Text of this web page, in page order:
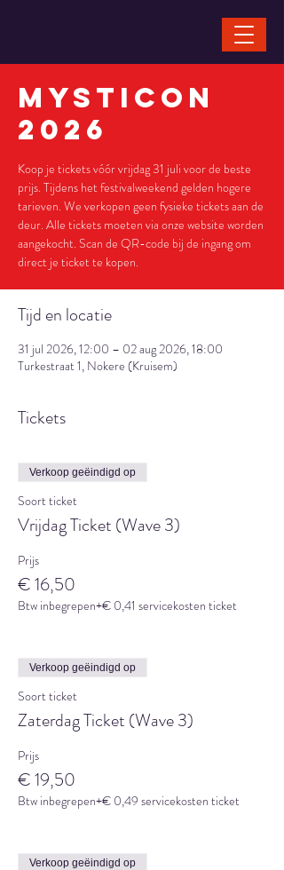
Mysticon
2026
Koop je tickets vóór vrijdag 31 juli voor de beste
prijs. Tijdens het festivalweekend gelden hogere
tarieven. We verkopen geen fysieke tickets aan de
deur. Alle tickets moeten via onze website worden
aangekocht. Scan de QR-code bij de ingang om
direct je ticket te kopen.
Tijd en locatie
31 jul 2026, 12:00 – 02 aug 2026, 18:00
Turkestraat 1, Nokere (Kruisem)
Tickets
Verkoop geëindigd op
Soort ticket
Vrijdag Ticket (Wave 3)
Prijs
€ 16,50
Btw inbegrepen+€ 0,41 servicekosten ticket
Verkoop geëindigd op
Soort ticket
Zaterdag Ticket (Wave 3)
Prijs
€ 19,50
Btw inbegrepen+€ 0,49 servicekosten ticket
Verkoop geëindigd op